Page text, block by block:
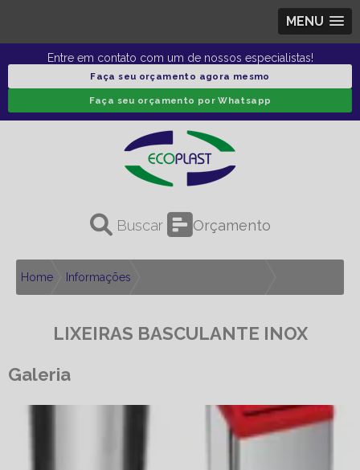
MENU
Entre em contato com um de nossos especialistas!
Faça seu orçamento agora mesmo
Faça seu orçamento por Whatsapp
Orçamento
Home Informações
LIXEIRAS BASCULANTE INOX
Galeria